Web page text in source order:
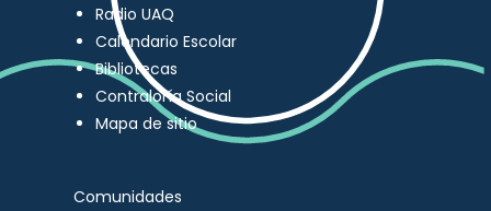
Radio UAQ
Calendario Escolar
Bibliotecas
Contraloría Social
Mapa de sitio
Comunidades